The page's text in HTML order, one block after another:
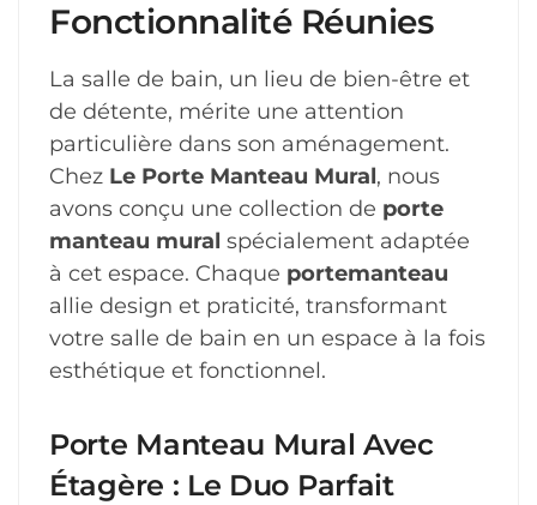
Fonctionnalité Réunies
La salle de bain, un lieu de bien-être et
de détente, mérite une attention
particulière dans son aménagement.
Chez Le Porte Manteau Mural, nous
avons conçu une collection de porte
manteau mural spécialement adaptée
à cet espace. Chaque portemanteau
allie design et praticité, transformant
votre salle de bain en un espace à la fois
esthétique et fonctionnel.
Porte Manteau Mural Avec
Étagère : Le Duo Parfait